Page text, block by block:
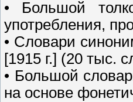
• Большой
употребления,
• Словари
[1915 г.] (20 тыс.
• Большой
на основе